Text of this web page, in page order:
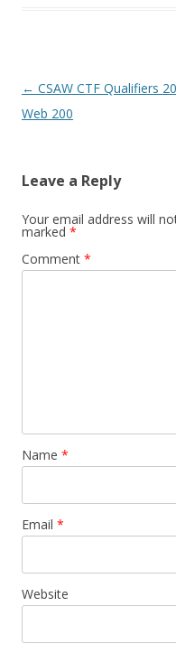
Post
navigation
← CSAW CTF Qualifiers
Web 200
Leave a Reply
Your email address will
marked *
Comment *
Name *
Email *
Website